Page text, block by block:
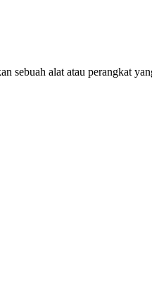
sebuah alat atau perangkat